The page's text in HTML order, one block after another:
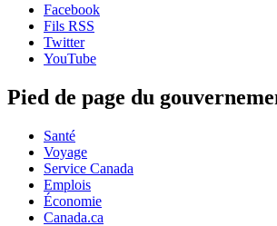
Facebook
Fils RSS
Twitter
YouTube
Pied de page du
Santé
Voyage
Service Canada
Emplois
Économie
Canada.ca